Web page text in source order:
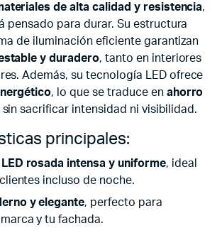
de alta calidad y resistencia,
pensado para durar. Su estructura
de iluminación eficiente garantizan
y duradero, tanto en interiores
Además, su tecnología LED ofrece
, lo que se traduce en ahorro
sin sacrificar intensidad ni visibilidad.
principales:
LED rosada intensa y uniforme, ideal
incluso de noche.
y elegante, perfecto para
y tu fachada.